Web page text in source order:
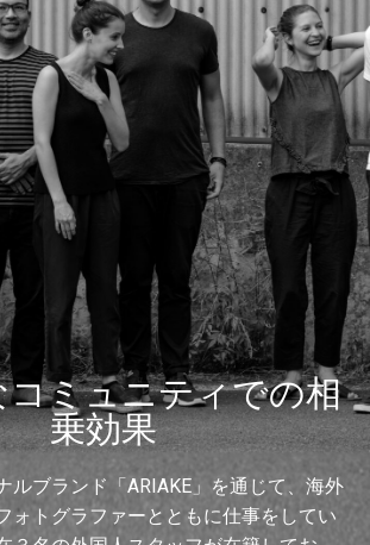
コミュニティでの相
乗効果
ルブランド「ARIAKE」を通じて、海外
ォトグラファーとともに仕事をしてい